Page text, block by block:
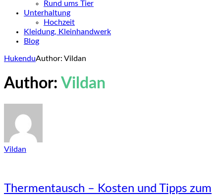
Rund ums Tier
Unterhaltung
Hochzeit
Kleidung, Kleinhandwerk
Blog
HukenduAuthor: Vildan
Author: Vildan
Vildan
Thermentausch – Kosten und Tipps zum